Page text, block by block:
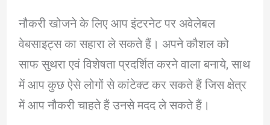
नौकरी खोजने के लिए आप इंटरनेट पर अवेलेबल
वेबसाइट्स का सहारा ले सकते हैं। अपने कौशल को
साफ सुथरा एवं विशेषता प्रदर्शित करने वाला बनाये, साथ
में आप कुछ ऐसे लोगों से कांटेक्ट कर सकते हैं जिस क्षेत्र
में आप नौकरी चाहते हैं उनसे मदद ले सकते हैं।